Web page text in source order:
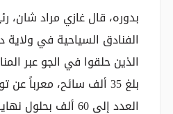
بدوره، قال غازي مراد
الفنادق السياحية في ولاية
بلغ 35 ألف سائح، معرباً
العدد إلى 60 ألف بحلول نهاية العام الجاري.